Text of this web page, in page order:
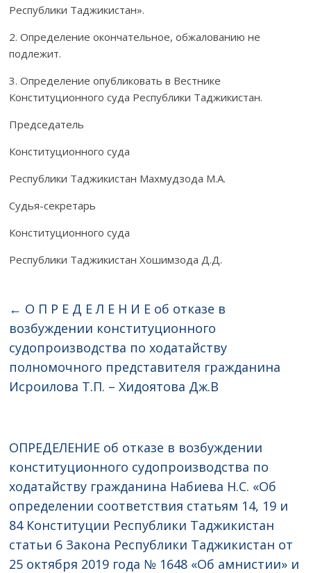
Республики Таджикис­тан».
2. Определение окончательное, обжалованию не
подлежит.
3. Определение опубликовать в Вестнике
Конституционного суда Респуб­лики Таджикистан.
Председатель
Конституционного суда
Республики Таджикистан Махмудзода М.А.
Судья-секретарь
Конституционного суда
Республики Таджикистан Хошимзода Д.Д.
← О П Р Е Д Е Л Е Н И Е об отказе в
возбуждении конституционного
судопроизводства по ходатайству
полномочного представителя гражданина
Исроилова Т.П. – Хидоятова Дж.В
ОПРЕДЕЛЕНИЕ об отказе в возбуждении
конституционного судопроизводства по
ходатайству гражданина Набиева Н.С. «Об
определении соответствия статьям 14, 19 и
84 Конституции Республики Таджикистан
статьи 6 Закона Республики Таджикистан от
25 октября 2019 года № 1648 «Об амнистии» и